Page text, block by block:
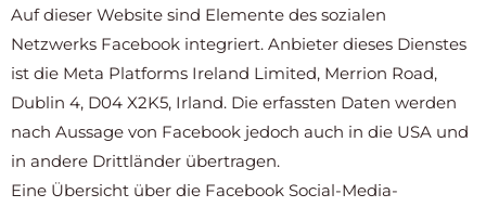
Auf dieser Website sind Elemente des sozialen
Netzwerks Facebook integriert. Anbieter dieses Dienstes
ist die Meta Platforms Ireland Limited, Merrion Road,
Dublin 4, D04 X2K5, Irland. Die erfassten Daten werden
nach Aussage von Facebook jedoch auch in die USA und
in andere Drittländer übertragen.
Eine Übersicht über die Facebook Social-Media-